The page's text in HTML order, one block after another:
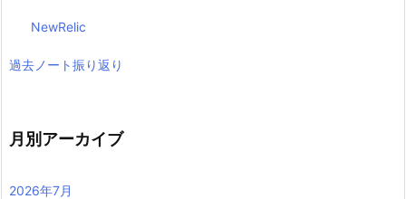
NewRelic
過去ノート振り返り
月別アーカイブ
2026年7月